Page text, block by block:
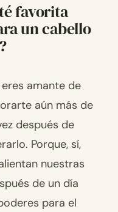
favorita
un cabello
amante de
aún más de
después de
Porque, sí,
nuestras
de un día
para el